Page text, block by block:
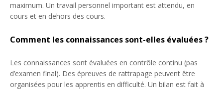
maximum. Un travail personnel important est attendu, en
cours et en dehors des cours.
Comment les connaissances sont-elles évaluées ?
Les connaissances sont évaluées en contrôle continu (pas
d’examen final). Des épreuves de rattrapage peuvent être
organisées pour les apprentis en difficulté. Un bilan est fait à